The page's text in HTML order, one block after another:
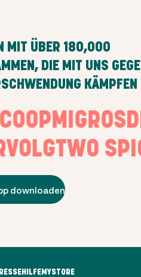
MIT ÜBER 180,000
DIE MIT UNS
KÄMPFEN
COOP
TWO
downloaden
HILFEMYSTORE